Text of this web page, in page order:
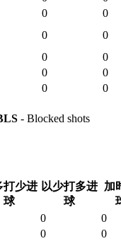
0 0
0 0
0 0
0 0
0 0
- Blocked shots
打少进
球
以少打多进
球
加
0 0
0 0